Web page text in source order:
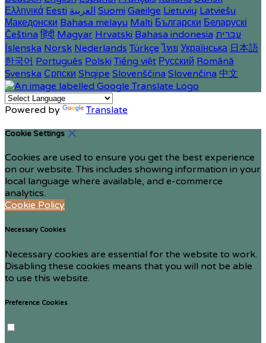
Ελληνικά Eesti العربية Suomi Gaeilge Lietuvių Latviešu
Македонски Bahasa melayu Malti Български Беларускі
Čeština हिंदी Magyar Hrvatski Bahasa indonesia עברית
Íslenska Norsk Nederlands Türkçe ไทย Українська 日本語
한국어 Português Polski Tiếng việt Русский Română
Svenska Српски Shqipe Slovenščina Slovenčina 中文
Powered by Translate
Cookie Settings
Cookies are used to ensure you get the best experience
on our website. This includes showing information in your
local language where available, and e-commerce
analytics.
Cookie Policy
Necessary Cookies
Necessary cookies are essential for the website to work.
Disabling these cookies means that you will not be able
to use this website.
Preference Cookies